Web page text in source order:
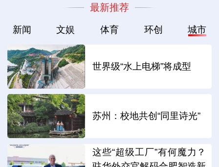
最新推荐
新闻 文娱 体育 环创 城市
世界级“水上电梯”将成型
苏州：校地共创“同里诗光”
这些“超级工厂”有何魔力？